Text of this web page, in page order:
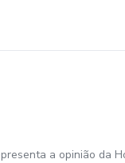
a opinião da